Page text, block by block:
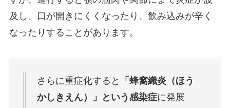
及し、口が開きにくくなったり、飲み込みが辛く
なったりすることがあります。
さらに重症化すると
「蜂窩織炎（ほう
かしきえん）」という感染症に発展